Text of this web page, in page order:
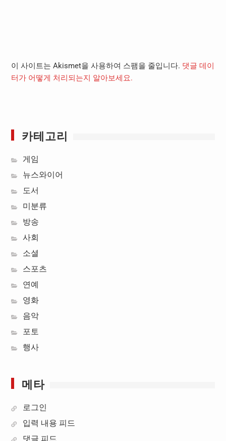
이 사이트는 Akismet을 사용하여 스팸을 줄입니다. 댓글 데이
터가 어떻게 처리되는지 알아보세요.
카테고리
게임
뉴스와이어
도서
미분류
방송
사회
소셜
스포츠
연예
영화
음악
포토
행사
메타
로그인
입력 내용 피드
댓글 피드